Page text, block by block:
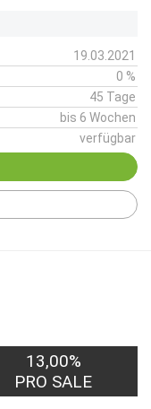
19.03.2021
0 %
45 Tage
bis 6 Wochen
verfügbar
13,00%
PRO SALE